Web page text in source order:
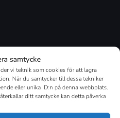
samtycke
vi teknik som cookies för att lagra
När du samtycker till dessa tekniker
eller unika ID:n på denna webbplats.
ditt samtycke kan detta påverka